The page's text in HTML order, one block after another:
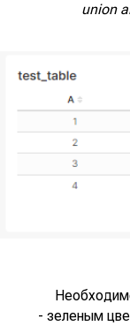
union
- зеленым